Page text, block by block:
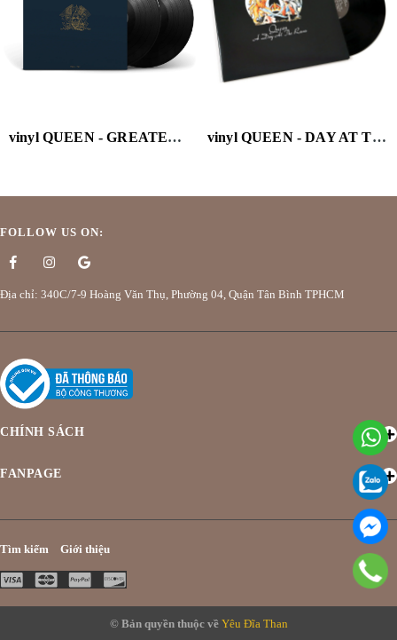
vinyl QUEEN - GREATEST HITS II vinyl QUEEN - DAY AT THE RACES
FOLLOW US ON:
Địa chỉ: 340C/7-9 Hoàng Văn Thụ, Phường 04, Quận Tân Bình TPHCM
CHÍNH SÁCH
FANPAGE
Tìm kiếm Giới thiệu
© Bản quyền thuộc về Yêu Đĩa Than